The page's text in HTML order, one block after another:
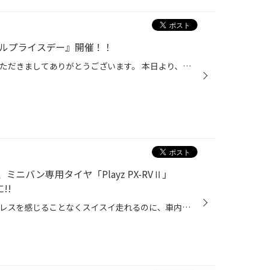
プライスデー』開催！！
こんにちは、いつも当店をご利用いただきましてありがとうございます。 本日より、コクピット・タイヤ館におきまして、 期間限定！ サイズ限定！！ 数量限定！！！ お得にお買い求めいただける、「タイヤスペシャルプライスデー」がスタートします！ お得なタイヤのご紹介！！ ワゴンR、N-BOX、タン...
ミニバン専用タイヤ「Playz PX-RVⅡ」
!!
狭い道路や混み合った場所でもストレスを感じることなくスイスイ走れるのに、車内にはびっくりするようなゆとりある空間が広がるピープルムーバーといえば、3列シートを採用したミニバンですよね。なかでも子育て世代を中心に大人気なのが、長年使い勝手のよさを競い合ってきた永遠のライバル、「ト...